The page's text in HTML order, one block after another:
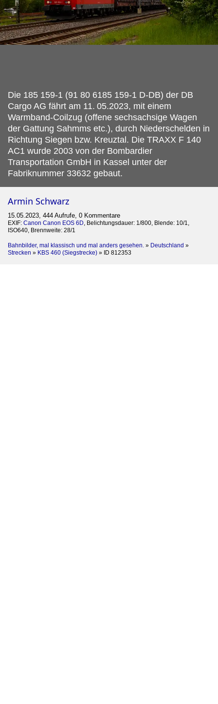
Die 185 159-1 (91 80 6185 159-1 D-DB) der DB
Cargo AG fährt am 11. 05.2023, mit einem
Warmband-Coilzug (offene sechsachsige Wagen
der Gattung Sahmms etc.), durch Niederschelden in
Richtung Siegen bzw. Kreuztal. Die TRAXX F 140
AC1 wurde 2003 von der Bombardier
Transportation GmbH in Kassel unter der
Fabriknummer 33632 gebaut.
Armin Schwarz
15.05.2023, 444 Aufrufe, 0 Kommentare
EXIF: Canon Canon EOS 6D, Belichtungsdauer: 1/800, Blende: 10/1,
ISO640, Brennweite: 28/1
Bahnbilder, mal klassisch und mal anders gesehen. » Deutschland »
Strecken » KBS 460 (Siegstrecke) » ID 812353